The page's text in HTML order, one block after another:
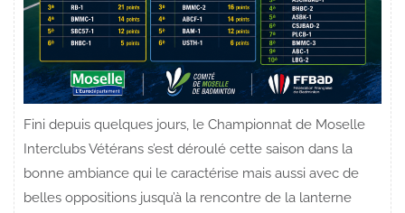
Fini depuis quelques jours, le Championnat de Moselle
Interclubs Vétérans s’est déroulé cette saison dans la
bonne ambiance qui le caractérise mais aussi avec de
belles oppositions jusqu’à la rencontre de la lanterne